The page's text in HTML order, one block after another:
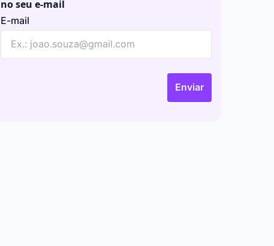
no seu e-mail
E-mail
Enviar